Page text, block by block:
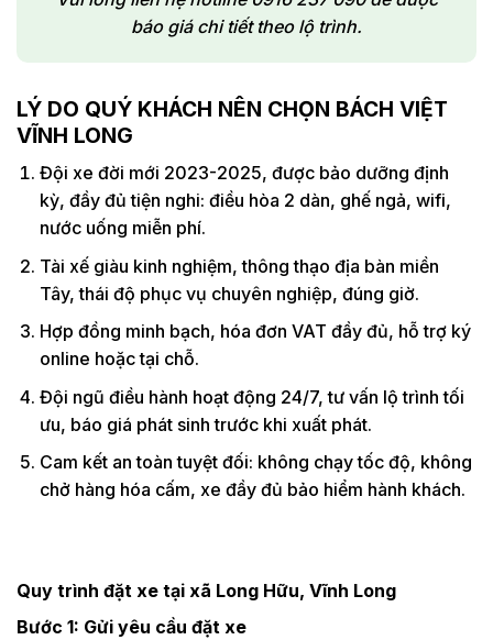
báo giá chi tiết theo lộ trình.
LÝ DO QUÝ KHÁCH NÊN CHỌN BÁCH VIỆT
VĨNH LONG
Đội xe đời mới 2023-2025, được bảo dưỡng định
kỳ, đầy đủ tiện nghi: điều hòa 2 dàn, ghế ngả, wifi,
nước uống miễn phí.
Tài xế giàu kinh nghiệm, thông thạo địa bàn miền
Tây, thái độ phục vụ chuyên nghiệp, đúng giờ.
Hợp đồng minh bạch, hóa đơn VAT đầy đủ, hỗ trợ ký
online hoặc tại chỗ.
Đội ngũ điều hành hoạt động 24/7, tư vấn lộ trình tối
ưu, báo giá phát sinh trước khi xuất phát.
Cam kết an toàn tuyệt đối: không chạy tốc độ, không
chở hàng hóa cấm, xe đầy đủ bảo hiểm hành khách.
Quy trình đặt xe tại xã Long Hữu, Vĩnh Long
Bước 1: Gửi yêu cầu đặt xe